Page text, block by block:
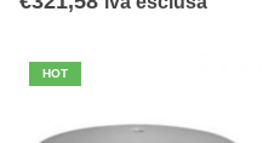
HOT